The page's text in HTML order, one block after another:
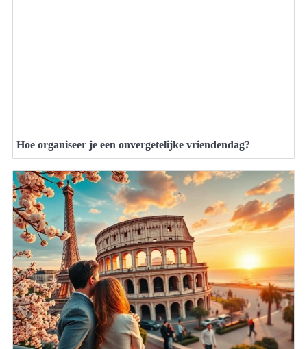
Hoe organiseer je een onvergetelijke vriendendag?